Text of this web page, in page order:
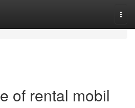
of rental mobil